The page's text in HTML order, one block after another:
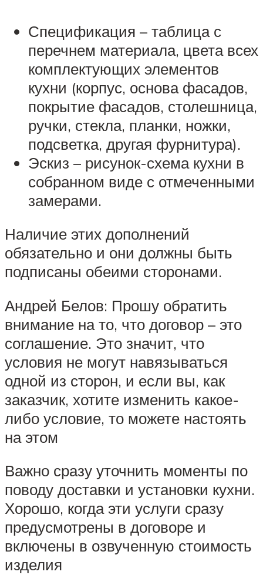
Спецификация – таблица с
перечнем материала, цвета всех
комплектующих элементов
кухни (корпус, основа фасадов,
покрытие фасадов, столешница,
ручки, стекла, планки, ножки,
подсветка, другая фурнитура).
Эскиз – рисунок-схема кухни в
собранном виде с отмеченными
замерами.
Наличие этих дополнений
обязательно и они должны быть
подписаны обеими сторонами.
Андрей Белов: Прошу обратить
внимание на то, что договор – это
соглашение. Это значит, что
условия не могут навязываться
одной из сторон, и если вы, как
заказчик, хотите изменить какое-
либо условие, то можете настоять
на этом
Важно сразу уточнить моменты по
поводу доставки и установки кухни.
Хорошо, когда эти услуги сразу
предусмотрены в договоре и
включены в озвученную стоимость
изделия